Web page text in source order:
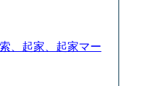
、起家、起家マー